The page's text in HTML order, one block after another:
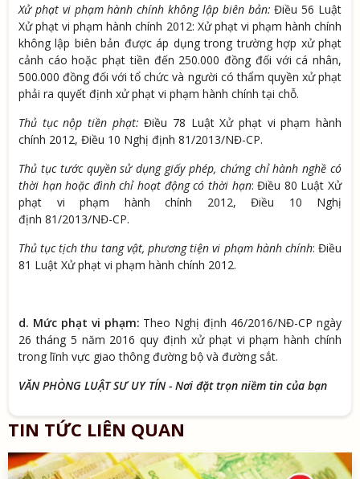
Xử phạt vi phạm hành chính không lập biên bản: Điều 56 Luật
Xử phạt vi phạm hành chính 2012: Xử phạt vi phạm hành chính
không lập biên bản được áp dụng trong trường hợp xử phạt
cảnh cáo hoặc phạt tiền đến 250.000 đồng đối với cá nhân,
500.000 đồng đối với tổ chức và người có thẩm quyền xử phạt
phải ra quyết định xử phạt vi phạm hành chính tại chỗ.
Thủ tục nộp tiền phạt: Điều 78 Luật Xử phạt vi phạm hành
chính 2012, Điều 10 Nghị định 81/2013/NĐ-CP.
Thủ tục tước quyền sử dụng giấy phép, chứng chỉ hành nghề có
thời hạn hoặc đình chỉ hoạt động có thời hạn: Điều 80 Luật Xử
phạt vi phạm hành chính 2012, Điều 10 Nghị
định 81/2013/NĐ-CP.
Thủ tục tịch thu tang vật, phương tiện vi phạm hành chính: Điều
81 Luật Xử phạt vi phạm hành chính 2012.
d. Mức phạt vi phạm: Theo Nghị định 46/2016/NĐ-CPngày
26 tháng 5 năm 2016 quy định xử phạt vi phạm hành chính
trong lĩnh vực giao thông đường bộ và đường sắt.
VĂN PHÒNG LUẬT SƯ UY TÍN - Nơi đặt trọn niềm tin của bạn
TIN TỨC LIÊN QUAN